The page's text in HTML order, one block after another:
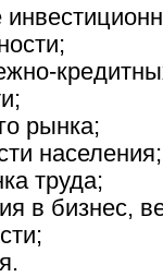
рынка;
населения;
труда;
в бизнес,